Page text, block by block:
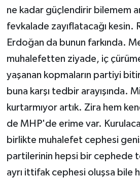
ne kadar güçlendirir bilemem
fevkalade zayıflatacağı kesin.
Erdoğan da bunun farkında.
muhalefetten ziyade, iç
yaşanan kopmaların partiyi
buna karşı tedbir arayışında.
kurtarmıyor artık. Zira hem
de MHP'de erime var.
birlikte muhalefet cephesi
partilerinin hepsi bir cephede
ayrı ittifak cephesi oluşsa bile